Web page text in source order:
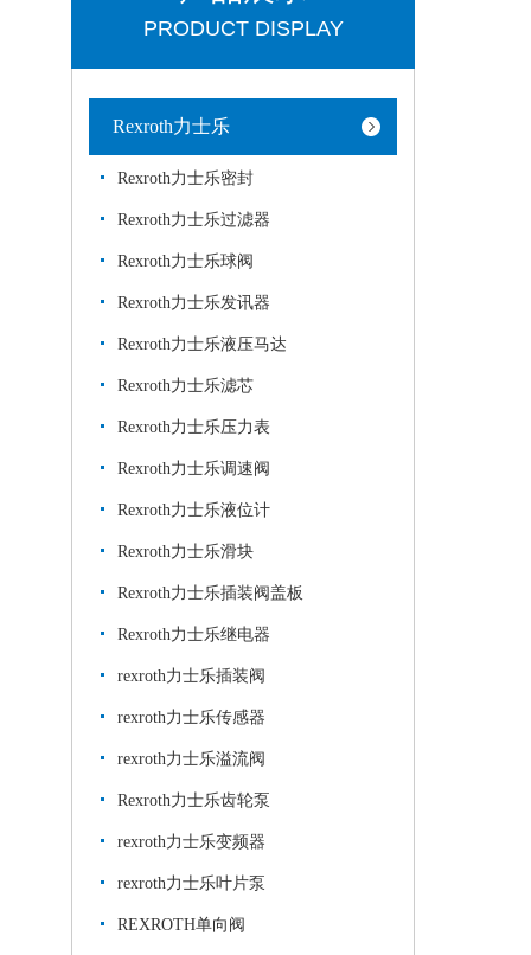
PRODUCT DISPLAY
Rexroth力士乐
Rexroth力士乐密封
Rexroth力士乐过滤器
Rexroth力士乐球阀
Rexroth力士乐发讯器
Rexroth力士乐液压马达
Rexroth力士乐滤芯
Rexroth力士乐压力表
Rexroth力士乐调速阀
Rexroth力士乐液位计
Rexroth力士乐滑块
Rexroth力士乐插装阀盖板
Rexroth力士乐继电器
rexroth力士乐插装阀
rexroth力士乐传感器
rexroth力士乐溢流阀
Rexroth力士乐齿轮泵
rexroth力士乐变频器
rexroth力士乐叶片泵
REXROTH单向阀